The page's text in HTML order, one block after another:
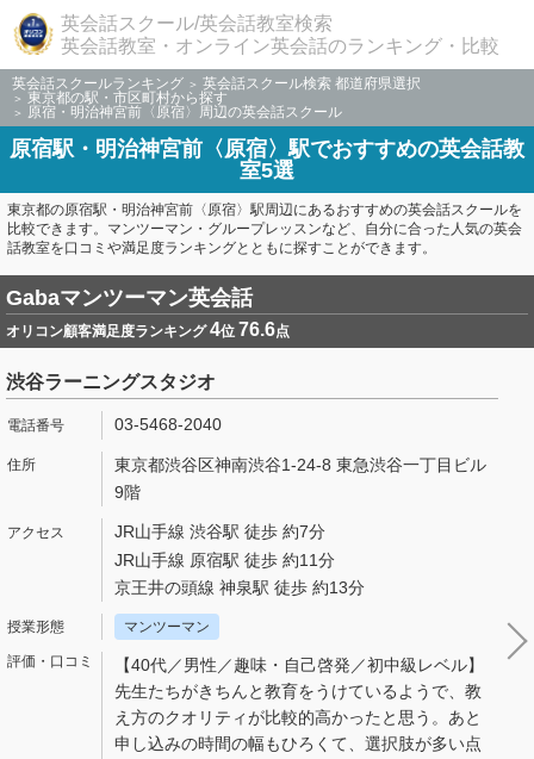
英会話スクール/英会話教室検索
英会話教室・オンライン英会話のランキング・比較
英会話スクールランキング
英会話スクール検索 都道府県選択
東京都の駅・市区町村から探す
原宿・明治神宮前〈原宿〉周辺の英会話スクール
原宿駅・明治神宮前〈原宿〉駅でおすすめの英会話教
室5選
東京都の原宿駅・明治神宮前〈原宿〉駅周辺にあるおすすめの英会話スクールを
比較できます。マンツーマン・グループレッスンなど、自分に合った人気の英会
話教室を口コミや満足度ランキングとともに探すことができます。
Gabaマンツーマン英会話
オリコン顧客満足度ランキング4位 76.6点
渋谷ラーニングスタジオ
03-5468-2040
東京都渋谷区神南渋谷1-24-8 東急渋谷一丁目ビル
9階
JR山手線 渋谷駅 徒歩 約7分
JR山手線 原宿駅 徒歩 約11分
京王井の頭線 神泉駅 徒歩 約13分
マンツーマン
【40代／男性／趣味・自己啓発／初中級レベル】
先生たちがきちんと教育をうけているようで、教
え方のクオリティが比較的高かったと思う。あと
申し込みの時間の幅もひろくて、選択肢が多い点